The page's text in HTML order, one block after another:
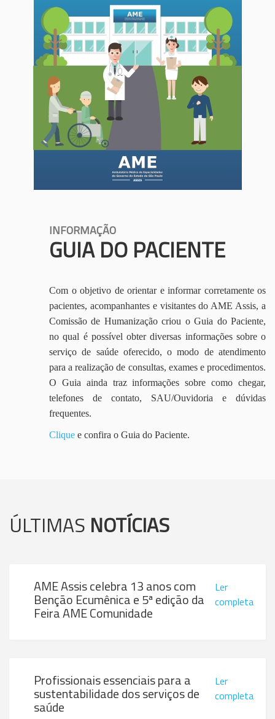
INFORMAÇÃO
GUIA DO PACIENTE
Com o objetivo de orientar e informar corretamente os
pacientes, acompanhantes e visitantes do AME Assis, a
Comissão de Humanização criou o Guia do Paciente,
no qual é possível obter diversas informações sobre o
serviço de saúde oferecido, o modo de atendimento
para a realização de consultas, exames e procedimentos.
O Guia ainda traz informações sobre como chegar,
telefones de contato, SAU/Ouvidoria e dúvidas
frequentes.
Clique e confira o Guia do Paciente.
ÚLTIMAS NOTÍCIAS
AME Assis celebra 13 anos com
Benção Ecumênica e 5ª edição da
Feira AME Comunidade
Ler
completa
Profissionais essenciais para a
sustentabilidade dos serviços de
saúde
Ler
completa